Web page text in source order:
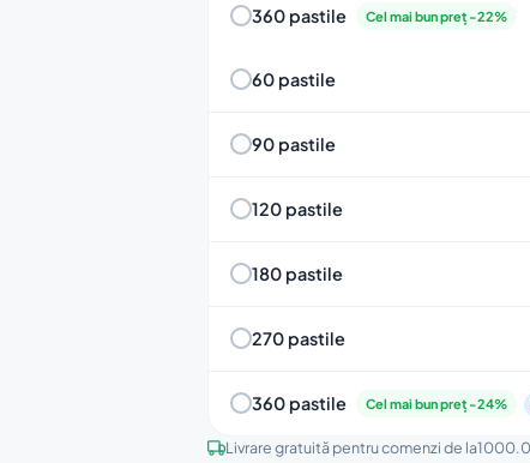
360 pastile Cel mai bun preț -22%
60 pastile
90 pastile
120 pastile
180 pastile
270 pastile
360 pastile Cel mai bun preț -24%
Livrare gratuită pentru comenzi de la